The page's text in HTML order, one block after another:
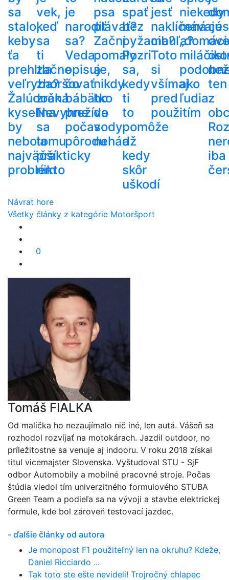
sa
stalo,
keby
ťa
prehltla
veľryba?
Žalúdočná
kyselina
by
nebola
najväčší
problém
vek,
keď
sa
ti
začne
zhoršovať
zrak.
Nevyhne
sa
tomu
prakticky
nikto
je
narodiť
sa?
Veda
opisuje,
čo
bábätko
prežíva
počas
pôrodu
psa
plávať?
Začni
pomaly
a
nikdy
ho
do
vody
nehádž
spať
bez
pyžama?
Pozri
sa,
kedy
ti
to
pomôže
a
kedy
skôr
uškodí
jesť
naklíčená
cibuľa?
Toto
si
všímaj
pred
použitím
niekedy
mávajú
ako
ľudia
než
ten
z
iba
Návrat hore
Všetky články z kategórie Motoršport
0
Tomáš FIALKA
Od malička ho nezaujímalo nič iné, len autá. Vášeň sa
rozhodol rozvíjať na motokárach. Jazdil outdoor, no
príležitostne sa venuje aj indooru. V roku 2018 získal
titul vicemajster Slovenska. Vyštudoval STU - SjF
odbor Automobily a mobilné pracovné stroje. Počas
štúdia viedol tím univerzitného formulového STUBA
Green Team a podieľa sa na vývoji a stavbe elektrickej
formule, kde bol zároveň testovací jazdec.
- ďalšie články od autora
Je monopost F1 použiteľný len na okruhu? Kdeže,
Daniel Ricciardo ...
Tak toto ste ešte nevideli! Trojročný chlapec